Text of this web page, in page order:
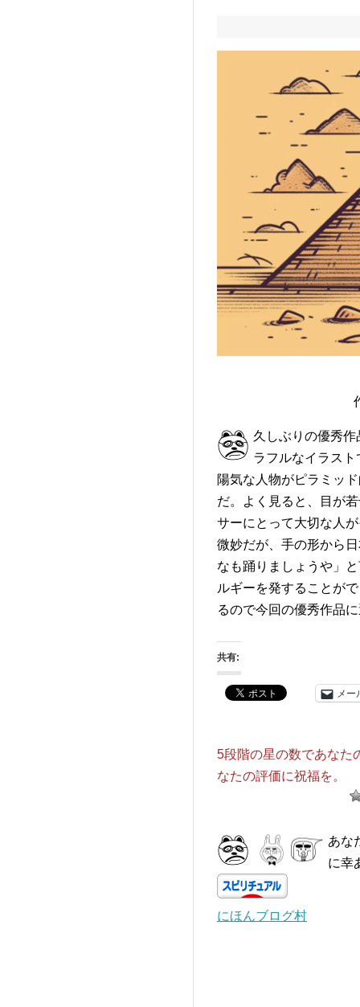
久しぶりの優秀
ラフルなイラス
陽気な人物がピラミッ
だ。よく見ると、目が
サーにとって大切な人
微妙だが、手の形から
なも踊りましょうや」
ルギーを発することが
るので今回の優秀作品
共有:
メー
5段階の星の数であなた
なたの評価に祝福を。
あな
に幸
にほんブログ村